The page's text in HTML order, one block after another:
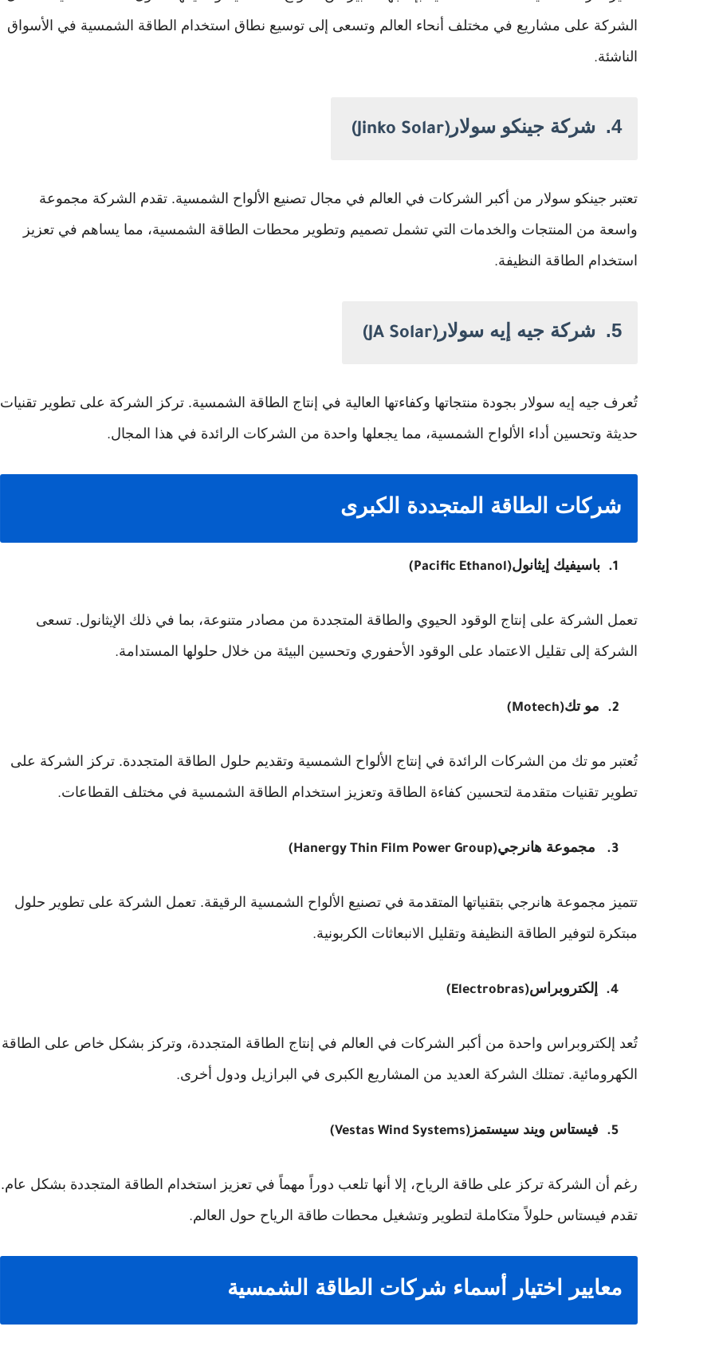
الشركة على مشاريع في مختلف أنحاء العالم وتسعى إلى توسيع نطاق استخدام الطاقة الشمسية في الأسواق
الناشئة.
4. شركة جينكو سولار (Jinko Solar)
تعتبر جينكو سولار من أكبر الشركات في العالم في مجال تصنيع الألواح الشمسية. تقدم الشركة مجموعة
واسعة من المنتجات والخدمات التي تشمل تصميم وتطوير محطات الطاقة الشمسية، مما يساهم في تعزيز
استخدام الطاقة النظيفة.
5. شركة جيه إيه سولار (JA Solar)
تُعرف جيه إيه سولار بجودة منتجاتها وكفاءتها العالية في إنتاج الطاقة الشمسية. تركز الشركة على تطوير تقنيات
حديثة وتحسين أداء الألواح الشمسية، مما يجعلها واحدة من الشركات الرائدة في هذا المجال.
شركات الطاقة المتجددة الكبرى
1. باسيفيك إيثانول(Pacific Ethanol)
تعمل الشركة على إنتاج الوقود الحيوي والطاقة المتجددة من مصادر متنوعة، بما في ذلك الإيثانول. تسعى
الشركة إلى تقليل الاعتماد على الوقود الأحفوري وتحسين البيئة من خلال حلولها المستدامة.
2. مو تك(Motech)
تُعتبر مو تك من الشركات الرائدة في إنتاج الألواح الشمسية وتقديم حلول الطاقة المتجددة. تركز الشركة على
تطوير تقنيات متقدمة لتحسين كفاءة الطاقة وتعزيز استخدام الطاقة الشمسية في مختلف القطاعات.
3. مجموعة هانرجي(Hanergy Thin Film Power Group)
تتميز مجموعة هانرجي بتقنياتها المتقدمة في تصنيع الألواح الشمسية الرقيقة. تعمل الشركة على تطوير حلول
مبتكرة لتوفير الطاقة النظيفة وتقليل الانبعاثات الكربونية.
4. إلكتروبراس(Electrobras)
تُعد إلكتروبراس واحدة من أكبر الشركات في العالم في إنتاج الطاقة المتجددة، وتركز بشكل خاص على الطاقة
الكهرومائية. تمتلك الشركة العديد من المشاريع الكبرى في البرازيل ودول أخرى.
5. فيستاس ويند سيستمز (Vestas Wind Systems)
رغم أن الشركة تركز على طاقة الرياح، إلا أنها تلعب دوراً مهماً في تعزيز استخدام الطاقة المتجددة بشكل عام.
تقدم فيستاس حلولاً متكاملة لتطوير وتشغيل محطات طاقة الرياح حول العالم.
معايير اختيار أسماء شركات الطاقة الشمسية